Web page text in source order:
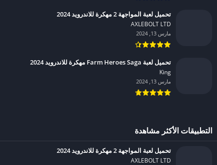
تحميل لعبة المواجهة 2 مهكرة للاندرويد 2024
AXLEBOLT LTD‏
مارس 13, 2024
تحميل لعبة Farm Heroes Saga مهكرة للاندرويد 2024
King‏
مارس 13, 2024
التطبيقات الأكثر مشاهدة
تحميل لعبة المواجهة 2 مهكرة للاندرويد 2024
AXLEBOLT LTD‏